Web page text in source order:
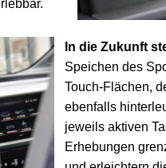
In die Zukunft
Speichen des
Touch-Flächen,
ebenfalls
jeweils aktiven
Erhebungen